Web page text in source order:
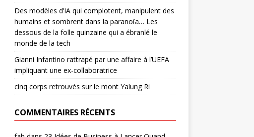
Des modèles d’IA qui complotent, manipulent des
humains et sombrent dans la paranoïa… Les
dessous de la folle quinzaine qui a ébranlé le
monde de la tech
Gianni Infantino rattrapé par une affaire à l’UEFA
impliquant une ex-collaboratrice
cinq corps retrouvés sur le mont Yalung Ri
COMMENTAIRES RÉCENTS